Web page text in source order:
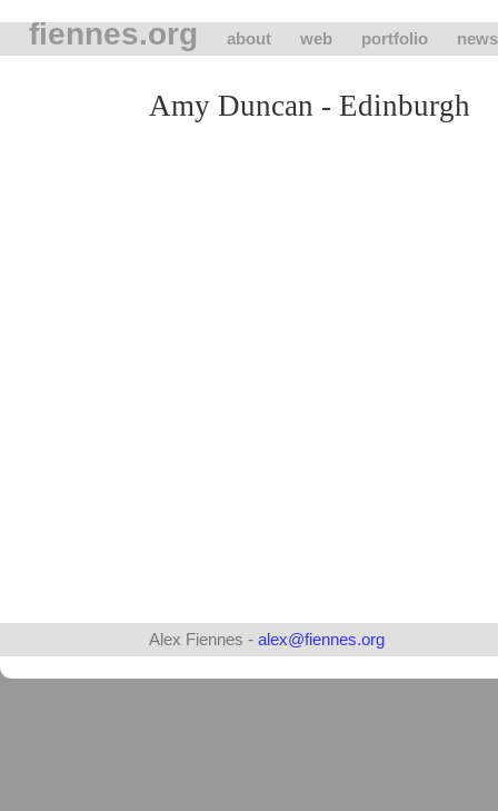
fiennes.org about web portfolio news
Amy Duncan - Edinburgh
Alex Fiennes - alex@fiennes.org